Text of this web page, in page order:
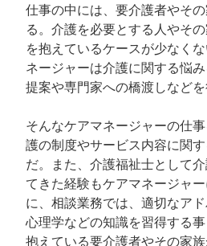
仕事の中には、要介護者やそ
る。介護を必要とする人やそ
を抱えているケースが少なく
ネージャーは介護に関する悩
提案や専門家への橋渡しなどを
そんなケアマネージャーの仕
護の制度やサービス内容に関
だ。また、介護福祉士として
てきた経験もケアマネージャ
に、相談業務では、適切なアド
心理学などの知識を習得する
抱えている要介護者やその家